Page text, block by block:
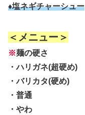
♦塩ネギチャーシュー
＜メニュー＞
※麺の硬さ
・ハリガネ(超硬め)
・バリカタ(硬め)
・普通
・やわ